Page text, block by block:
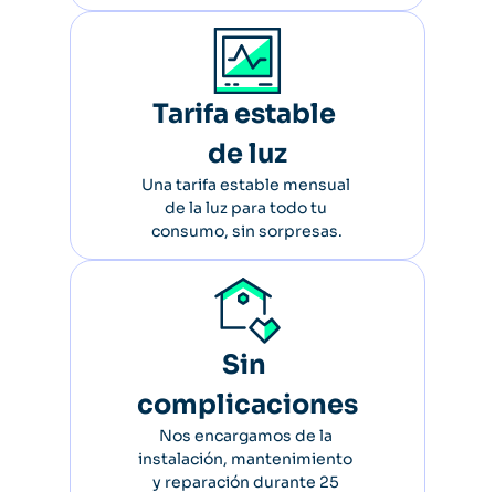
Tarifa estable
de luz
Una tarifa estable mensual
de la luz para todo tu
consumo, sin sorpresas.
Sin
complicaciones
Nos encargamos de la
instalación, mantenimiento
y reparación durante 25